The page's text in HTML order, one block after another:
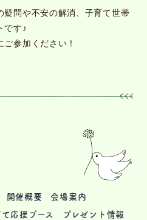
疑問や不安の解消、子育て世帯
です♪
参加ください！
開催概要 会場案内
応援ブース プレゼント情報